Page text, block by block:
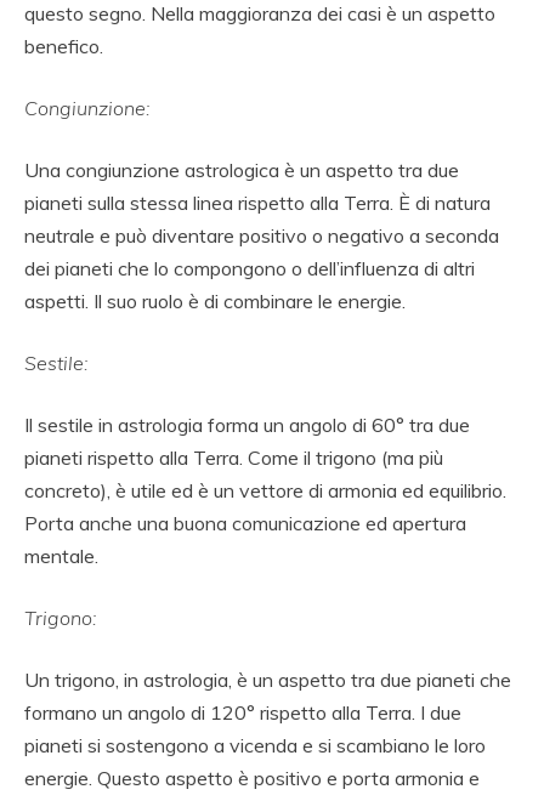
questo segno. Nella maggioranza dei casi è un aspetto
benefico.
Congiunzione:
Una congiunzione astrologica è un aspetto tra due
pianeti sulla stessa linea rispetto alla Terra. È di natura
neutrale e può diventare positivo o negativo a seconda
dei pianeti che lo compongono o dell’influenza di altri
aspetti. Il suo ruolo è di combinare le energie.
Sestile:
Il sestile in astrologia forma un angolo di 60° tra due
pianeti rispetto alla Terra. Come il trigono (ma più
concreto), è utile ed è un vettore di armonia ed equilibrio.
Porta anche una buona comunicazione ed apertura
mentale.
Trigono:
Un trigono, in astrologia, è un aspetto tra due pianeti che
formano un angolo di 120° rispetto alla Terra. I due
pianeti si sostengono a vicenda e si scambiano le loro
energie. Questo aspetto è positivo e porta armonia e